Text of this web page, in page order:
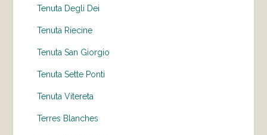
Tenuta Degli Dei
Tenuta Riecine
Tenuta San Giorgio
Tenuta Sette Ponti
Tenuta Vitereta
Terres Blanches